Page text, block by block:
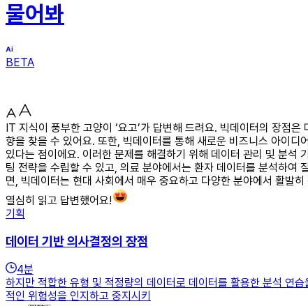
물어봐
BETA
IT 지식이 풍부한 고양이 ‘요고’가 답변해 드려요. 빅데이터의 장점
향을 찾을 수 있어요. 또한, 빅데이터를 통해 새로운 비즈니스 아이
있다는 점이에요. 이러한 문제를 해결하기 위해 데이터 관리 및 분석
팅 전략을 수립할 수 있고, 의료 분야에서는 환자 데이터를 분석하여
면, 빅데이터는 현대 사회에서 매우 중요하고 다양한 분야에서 활발
열심히 읽고 답변했어요!
기획
데이터 기반 의사결정의 장점
4분
하지만 적합한 유형 및 적정량의 데이터로 데이터를 활용한 분석 연
적인 위험성을 인지하고 중지시키